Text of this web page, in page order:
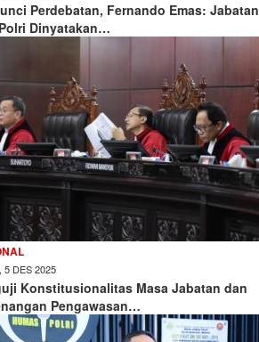
Perdebatan, Fernando Emas: Jabatan
Dinyatakan…
5 DES 2025
Konstitusionalitas Masa Jabatan dan
Pengawasan…